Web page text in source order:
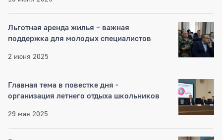
Льготная аренда жилья – важная
поддержка для молодых специалистов
2 июня 2025
Главная тема в повестке дня -
организация летнего отдыха школьников
29 мая 2025